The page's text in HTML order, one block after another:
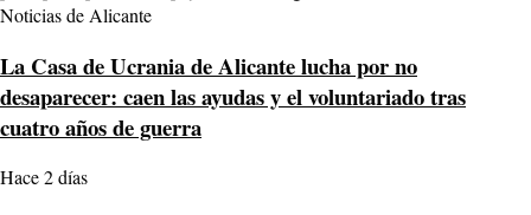
Noticias de Alicante
La Casa de Ucrania de Alicante lucha por no
desaparecer: caen las ayudas y el voluntariado tras
cuatro años de guerra
Hace 2 días